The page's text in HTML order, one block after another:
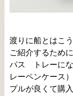
渡りに船とはこ
ご紹介するため
パス トレーにな
レーペンケース
プルが良くて購